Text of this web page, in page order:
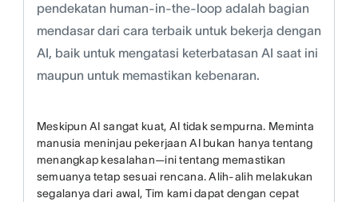
pendekatan human-in-the-loop adalah bagian
mendasar dari cara terbaik untuk bekerja dengan
AI, baik untuk mengatasi keterbatasan AI saat ini
maupun untuk memastikan kebenaran.
Meskipun AI sangat kuat, AI tidak sempurna. Meminta
manusia meninjau pekerjaan AI bukan hanya tentang
menangkap kesalahan—ini tentang memastikan
semuanya tetap sesuai rencana. Alih-alih melakukan
segalanya dari awal, Tim kami dapat dengan cepat